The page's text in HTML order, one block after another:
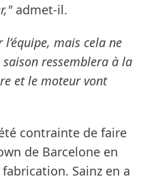
admet-il.
mais cela ne
ressemblera à la
et le moteur vont
contrainte de faire
de Barcelone en
Sainz en a